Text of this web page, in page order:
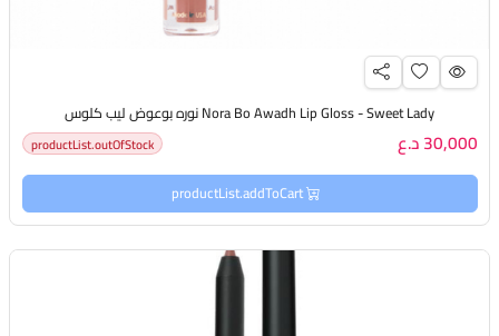
Nora Bo Awadh Lip Gloss - Sweet Lady نوره بوعوض ليب كلوس
30,000 د.ع productList.outOfStock
productList.addToCart